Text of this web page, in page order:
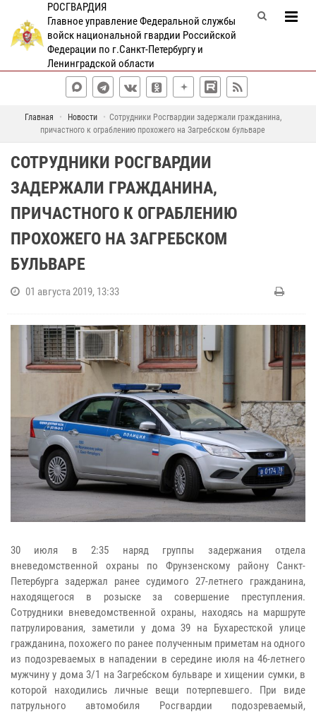
РОСГВАРДИЯ
Главное управление Федеральной службы
войск национальной гвардии Российской
Федерации по г.Санкт-Петербургу и
Ленинградской области
Главная Новости
Сотрудники Росгвардии задержали гражданина,
причастного к ограблению прохожего на Загребском бульваре
СОТРУДНИКИ РОСГВАРДИИ
ЗАДЕРЖАЛИ ГРАЖДАНИНА,
ПРИЧАСТНОГО К ОГРАБЛЕНИЮ
ПРОХОЖЕГО НА ЗАГРЕБСКОМ
БУЛЬВАРЕ
01 августа 2019, 13:33
30 июля в 2:35 наряд группы задержания отдела
вневедомственной охраны по Фрунзенскому району Санкт-
Петербурга задержал ранее судимого 27-летнего гражданина,
находящегося в розыске за совершение преступления.
Сотрудники вневедомственной охраны, находясь на маршруте
патрулирования, заметили у дома 39 на Бухарестской улице
гражданина, похожего по ранее полученным приметам на одного
из подозреваемых в нападении в середине июля на 46-летнего
мужчину у дома 3/1 на Загребском бульваре и хищении сумки, в
которой находились личные вещи потерпевшего. При виде
патрульного автомобиля Росгвардии подозреваемый,